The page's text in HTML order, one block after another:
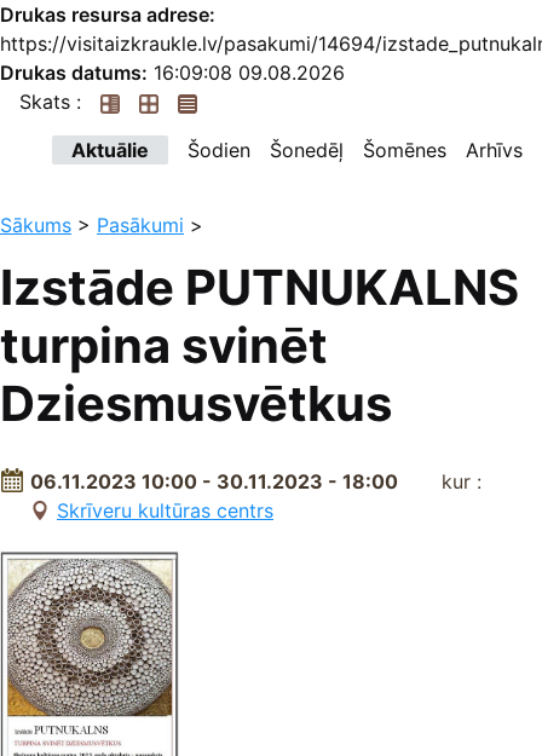
Drukas resursa adrese:
https://visitaizkraukle.lv/pasakumi/14694/
Drukas datums: 16:09:08 09.08.2026
Skats :
Aktuālie
Šodien Šonedēļ Šomēnes Arhīvs
Sākums > Pasākumi >
Izstāde PUTNUKALNS
turpina svinēt
Dziesmusvētkus
06.11.2023 10:00 - 30.11.2023 - 18:00
kur :
Skrīveru kultūras centrs